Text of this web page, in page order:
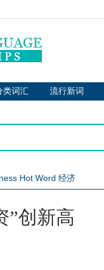
类词汇 流行新词
Hot Word 经济
”创新高